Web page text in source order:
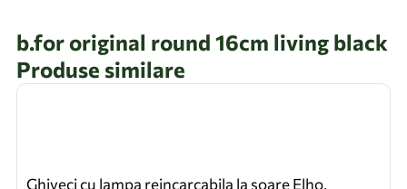
b.for original round 16cm living black
Produse similare
Ghiveci cu lampa reincarcabila la soare Elho,